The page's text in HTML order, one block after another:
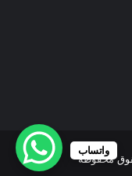
واتساب